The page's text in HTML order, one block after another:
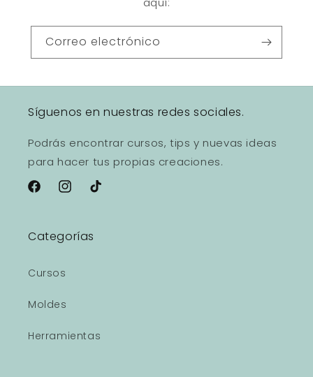
Correo electrónico
Síguenos en nuestras redes sociales.
Podrás encontrar cursos, tips y nuevas ideas
para hacer tus propias creaciones.
FacebookInstagram
TikTok
Categorías
Cursos
Moldes
Herramientas